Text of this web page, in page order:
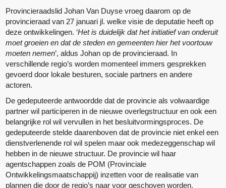
Provincieraadslid Johan Van Duyse vroeg daarom op de
provincieraad van 27 januari jl. welke visie de deputatie heeft op
deze ontwikkelingen. ‘Het is duidelijk dat het initiatief van onderuit
moet groeien en dat de steden en gemeenten hier het voortouw
moeten nemen’, aldus Johan op de provincieraad. In
verschillende regio’s worden momenteel immers gesprekken
gevoerd door lokale besturen, sociale partners en andere
actoren.
De gedeputeerde antwoordde dat de provincie als volwaardige
partner wil participeren in de nieuwe overlegstructuur en ook een
belangrijke rol wil vervullen in het besluitvormingsproces. De
gedeputeerde stelde daarenboven dat de provincie niet enkel een
dienstverlenende rol wil spelen maar ook medezeggenschap wil
hebben in de nieuwe structuur. De provincie wil haar
agentschappen zoals de POM (Provinciale
Ontwikkelingsmaatschappij) inzetten voor de realisatie van
plannen die door de regio’s naar voor geschoven worden.